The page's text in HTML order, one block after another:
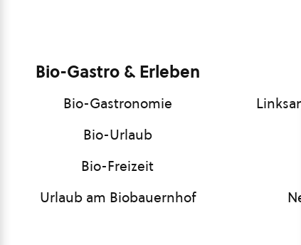
Bio-Gastro & Erleben
Bio-Gastronomie
Bio-Urlaub
Bio-Freizeit
Urlaub am Biobauernhof